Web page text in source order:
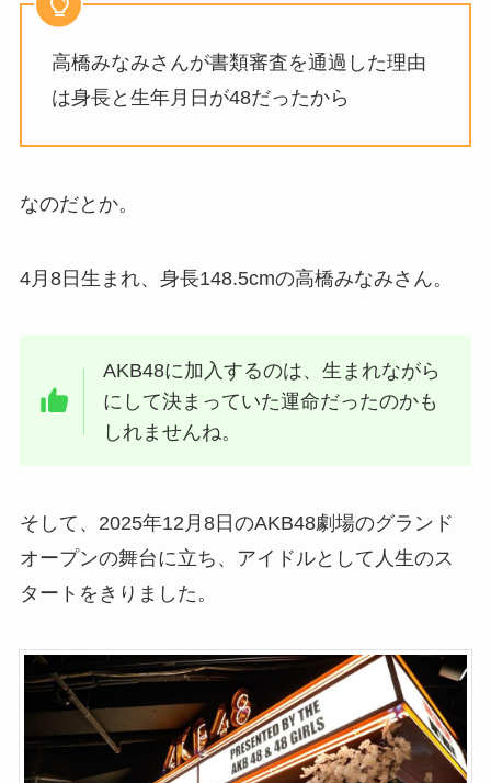
高橋みなみさんが書類審査を通過した理由
は身長と生年月日が48だったから
なのだとか。
4月8日生まれ、身長148.5cmの高橋みなみさん。
AKB48に加入するのは、生まれながら
にして決まっていた運命だったのかも
しれませんね。
そして、2025年12月8日のAKB48劇場のグランド
オープンの舞台に立ち、アイドルとして人生のス
タートをきりました。